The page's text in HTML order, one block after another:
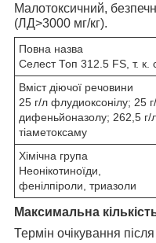
Малотоксичний,
(ЛД>3000 мг/кг).
Повна назва
Селест Топ 312.5 FS, т. к.
Вміст діючої речовини
25 г/л флудиоксонілу; 25
дифеньйоназолу; 262,5 г/
тіаметоксаму
Хімічна група
Неонікотиноїди,
фенілпіроли, триазоли
Максимальна
Термін очікування